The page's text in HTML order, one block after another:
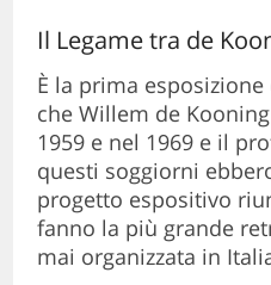
Il Legame tra de
È la prima
che Willem de
1959 e nel 1969 e il
questi soggiorni
progetto espositivo
fanno la più grande
mai organizzata in